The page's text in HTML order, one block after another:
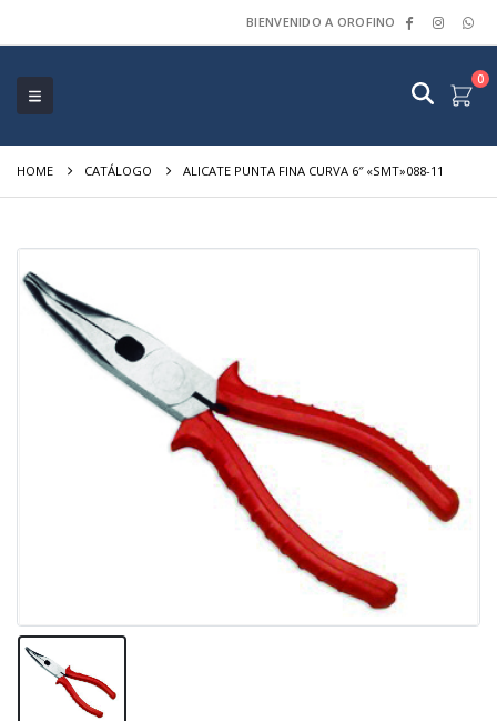
BIENVENIDO A OROFINO
0
HOME CATÁLOGO ALICATE PUNTA FINA CURVA 6″ «SMT»088-11